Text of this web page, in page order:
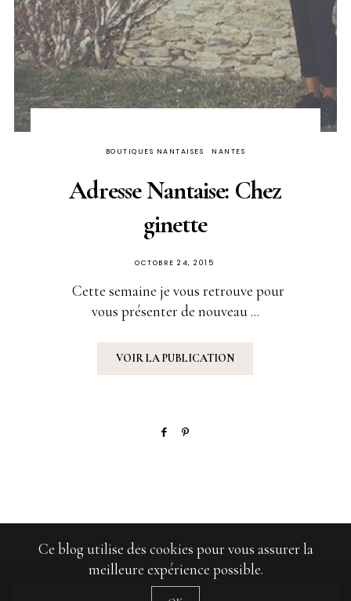
BOUTIQUES NANTAISES NANTES
Adresse Nantaise: Chez
ginette
PUBLIÉ
OCTOBRE 24, 2015
Cette semaine je vous retrouve pour
vous présenter de nouveau ...
VOIR LA PUBLICATION
Ce blog utilise des cookies pour vous assurer la
meilleure expérience possible.